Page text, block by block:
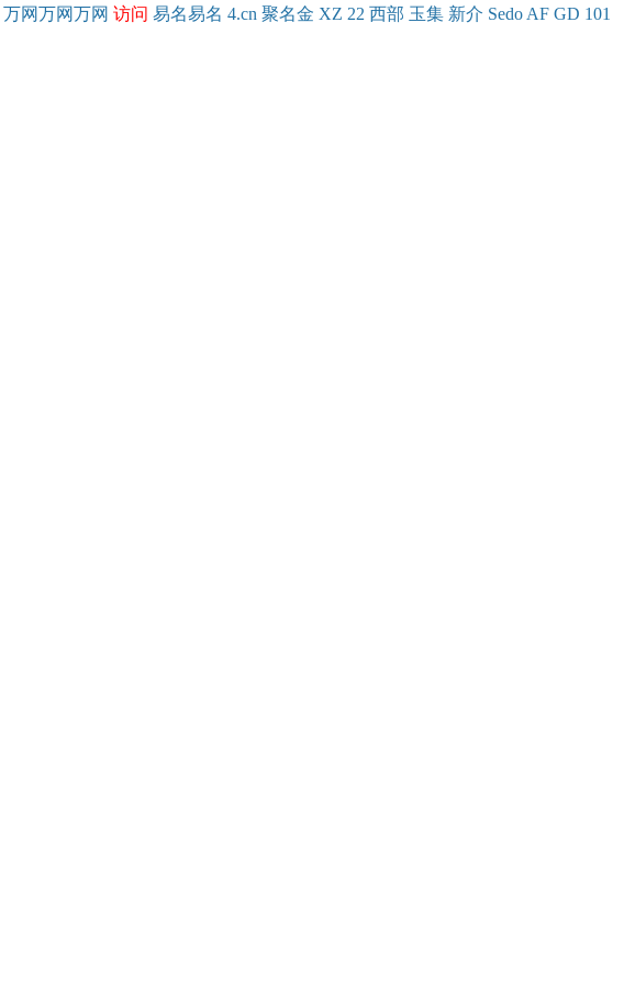
万网万网万网 访问 易名易名 4.cn 聚名金 XZ 22 西部 玉集 新介 Sedo AF GD 101